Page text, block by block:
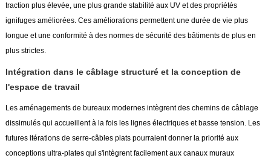
traction plus élevée, une plus grande stabilité aux UV et des propriétés
ignifuges améliorées. Ces améliorations permettent une durée de vie plus
longue et une conformité à des normes de sécurité des bâtiments de plus en
plus strictes.
Intégration dans le câblage structuré et la conception de
l'espace de travail
Les aménagements de bureaux modernes intègrent des chemins de câblage
dissimulés qui accueillent à la fois les lignes électriques et basse tension. Les
futures itérations de serre-câbles plats pourraient donner la priorité aux
conceptions ultra-plates qui s'intègrent facilement aux canaux muraux